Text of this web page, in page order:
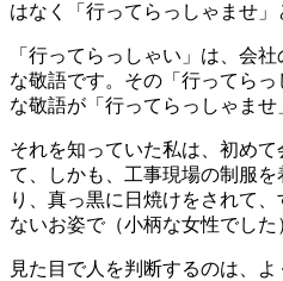
はなく「行ってらっしゃませ」
「行ってらっしゃい」は、会
な敬語です。その「行ってら
な敬語が「行ってらっしゃませ
それを知っていた私は、初め
て、しかも、工事現場の制服
り、真っ黒に日焼けをされて
ないお姿で（小柄な女性でした
見た目で人を判断するのは、